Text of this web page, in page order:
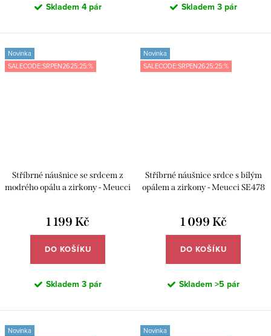
Skladem 4 pár Skladem 3 pár
Novinka
SALECODE:SRPEN2625:25:%
Stříbrné náušnice se srdcem z
modrého opálu a zirkony - Meucci
1 199 Kč
DO KOŠÍKU
Skladem 3 pár
Novinka
SALECODE:SRPEN2625:25:%
Stříbrné náušnice srdce s bílým
opálem a zirkony - Meucci SE478
1 099 Kč
DO KOŠÍKU
Skladem >5 pár
Novinka
Novinka